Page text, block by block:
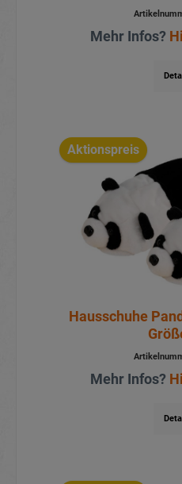
Mehr Infos?
Aktionspreis
Hausschuhe
Mehr Infos?